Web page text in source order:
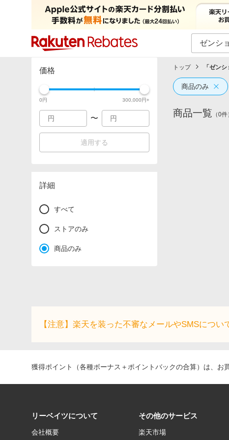
カテゴリー一覧 イベント一覧
価格
0円 300,000円+
〜
適用する
詳細
すべて
ストアのみ
商品のみ
トップ 「 ゼンシ
商品のみ
商品一覧 （0件
【注意】楽天を装った不審なメールやSMSについ
獲得ポイント（各種ボーナス＋ポイントバックの合算）は、
リーベイツについて
会社概要
その他のサービス
楽天市場